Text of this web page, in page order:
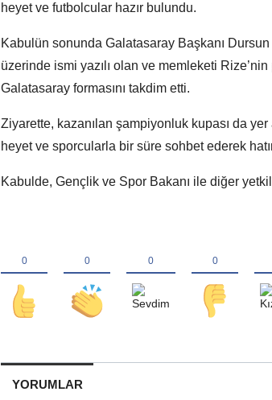
heyet ve futbolcular hazır bulundu.
Kabulün sonunda Galatasaray Başkanı
üzerinde ismi yazılı olan ve memleketi
Galatasaray formasını takdim etti.
Ziyarette, kazanılan şampiyonluk kupası da
heyet ve sporcularla bir süre sohbet ederek
Kabulde, Gençlik ve Spor Bakanı ile diğer
YORUMLAR